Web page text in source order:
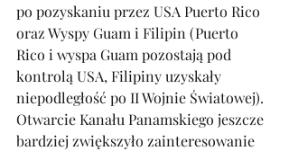
po pozyskaniu przez USA Puerto Rico
oraz Wyspy Guam i Filipin (Puerto
Rico i wyspa Guam pozostają pod
kontrolą USA, Filipiny uzyskały
niepodległość po II Wojnie Światowej).
Otwarcie Kanału Panamskiego jeszcze
bardziej zwiększyło zainteresowanie